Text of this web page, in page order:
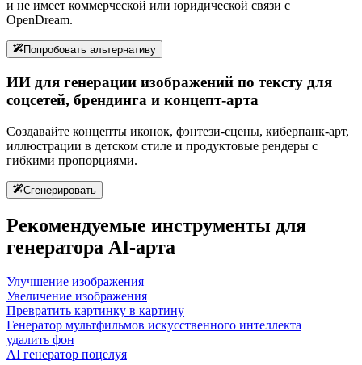
и не имеет коммерческой или юридической связи с
OpenDream.
Попробовать альтернативу
ИИ для генерации изображений по тексту для
соцсетей, брендинга и концепт-арта
Создавайте концепты иконок, фэнтези-сцены, киберпанк-арт,
иллюстрации в детском стиле и продуктовые рендеры с
гибкими пропорциями.
Сгенерировать
Рекомендуемые инструменты для
генератора AI-арта
Улучшение изображения
Увеличение изображения
Превратить картинку в картину
Генератор мультфильмов искусственного интеллекта
удалить фон
AI генератор поцелуя